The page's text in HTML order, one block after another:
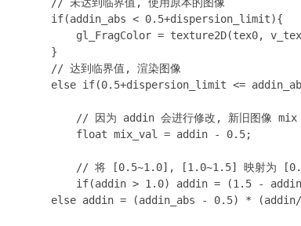
        if(addin_abs < 0.5+dispersion_limit){
gl_FragColor = texture2D(tex0,
        }
        // 达到临界值, 渲染图像
else if(0.5+dispersion_limit <=
// 因为 addin 会进行修改, 新旧图像 mix
            float mix_val = addin - 0.5;
// 将 [0.5~1.0], [1.0~1.5] 映射为
if(addin > 1.0) addin = (1.5 -
else addin = (addin_abs - 0.5) *